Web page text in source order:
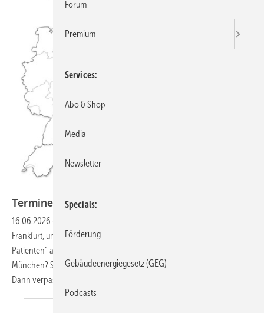
Termine
16.06.2026
Frankfurt, um sich über die -serielle Sanierung „am lebenden
Patienten“ aufzuschlauen? Oder dem Besuch der Intersolar in
München? Sie bilden sich lieber gemütlich am Schreibtisch weiter?
Dann verpassen Sie nicht das -GEB-Webinar
Forum
Premium
Services
Abo & Shop
Media
Newsletter
Specials
Förderung
Gebäudeenergiegesetz (GEG)
Podcasts